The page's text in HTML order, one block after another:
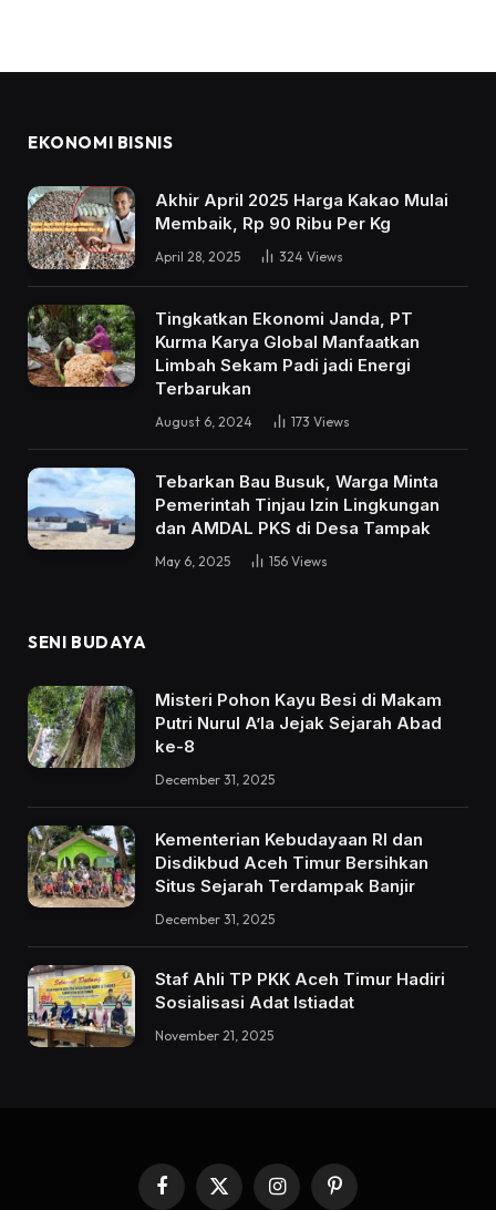
EKONOMI BISNIS
Akhir April 2025 Harga Kakao Mulai
Membaik, Rp 90 Ribu Per Kg
April 28, 2025 324 Views
Tingkatkan Ekonomi Janda, PT
Kurma Karya Global Manfaatkan
Limbah Sekam Padi jadi Energi
Terbarukan
August 6, 2024 173 Views
Tebarkan Bau Busuk, Warga Minta
Pemerintah Tinjau Izin Lingkungan
dan AMDAL PKS di Desa Tampak
May 6, 2025 156 Views
SENI BUDAYA
Misteri Pohon Kayu Besi di Makam
Putri Nurul A’la Jejak Sejarah Abad
ke-8
December 31, 2025
Kementerian Kebudayaan RI dan
Disdikbud Aceh Timur Bersihkan
Situs Sejarah Terdampak Banjir
December 31, 2025
Staf Ahli TP PKK Aceh Timur Hadiri
Sosialisasi Adat Istiadat
November 21, 2025
Facebook
X
InstagramPinterest